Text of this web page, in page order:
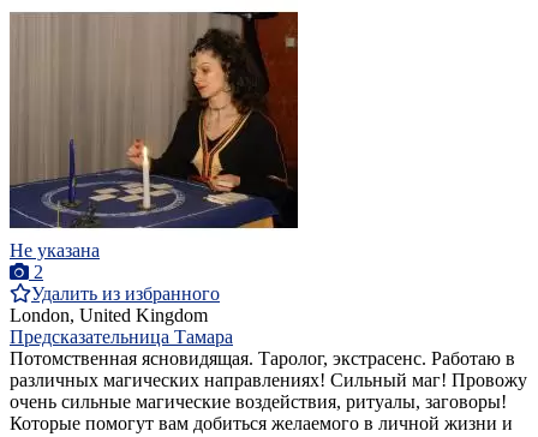
Не указана
2
Удалить из избранного
London, United Kingdom
Предсказательница Тамара
Потомственная ясновидящая. Таролог, экстрасенс. Работаю в
различных магических направлениях! Сильный маг! Провожу
очень сильные магические воздействия, ритуалы, заговоры!
Которые помогут вам добиться желаемого в личной жизни и